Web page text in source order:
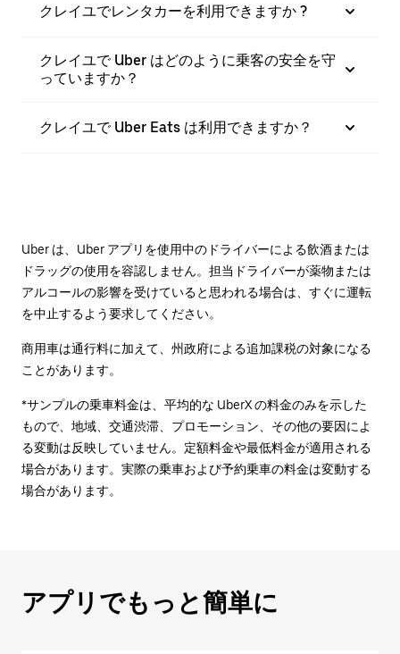
クレイユでレンタカーを利用できますか ?
クレイユで Uber はどのように乗客の安全を守
っていますか？
クレイユで Uber Eats は利用できますか？
Uber は、Uber アプリを使用中のドライバーによる飲酒または
ドラッグの使用を容認しません。担当ドライバーが薬物または
アルコールの影響を受けていると思われる場合は、すぐに運転
を中止するよう要求してください。
商用車は通行料に加えて、州政府による追加課税の対象になる
ことがあります。
*サンプルの乗車料金は、平均的な UberX の料金のみを示した
もので、地域、交通渋滞、プロモーション、その他の要因によ
る変動は反映していません。定額料金や最低料金が適用される
場合があります。実際の乗車および予約乗車の料金は変動する
場合があります。
アプリでもっと簡単に